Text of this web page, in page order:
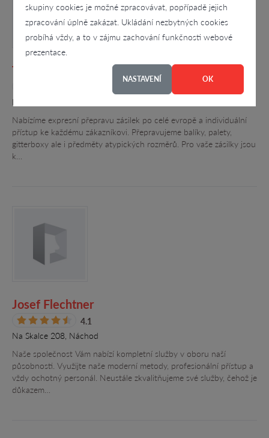
skupiny cookies je možné zpracovávat, popřípadě jejich
zpracování úplně zakázat. Ukládání nezbytných cookies
probíhá vždy, a to v zájmu zachování funkčnosti webové
prezentace.
NASTAVENÍ OK
Tachsped s.r.o.
Příčná 2200, Tachov - Tachov
Nabízíme expresní přepravu zásilek po celé evropě a individuální
přístup ke každému zákazníkovi. Přepravujeme balíky, palety,
gitterboxy ale i předměty atypických rozměrů. Pro vaše zásilky jsou
k…
Josef Flechtner
4.1
Na Skalce 208, Náchod
Naše společnost Vám nabízí kompletní služby v oboru naší
působnosti. Využijte naše moderní metody, profesionální přístup a
vždy ochotný personál. Neustále zkvalitňujeme své služby, čehož je
důkazem…